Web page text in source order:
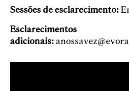
Sessões de esclarecimento:
Esclarecimentos
adicionais: